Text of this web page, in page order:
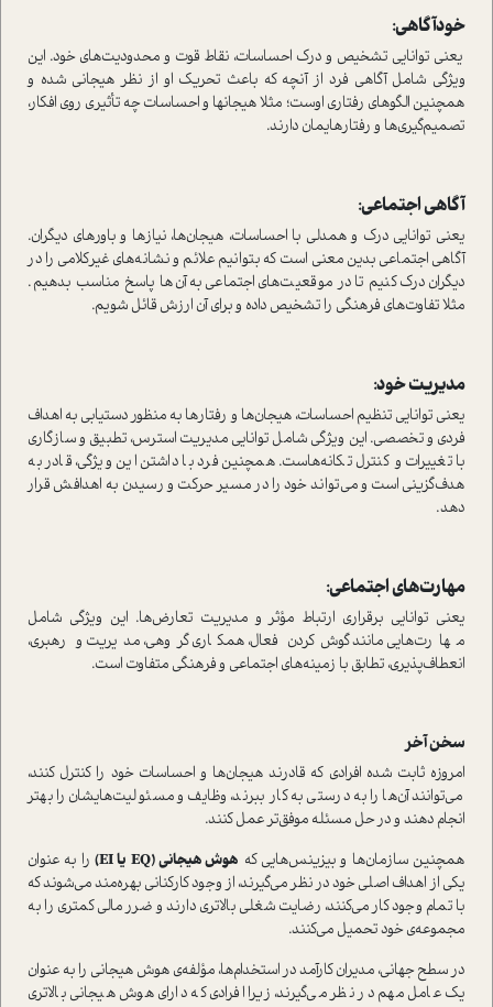
خودآگاهی:
یعنی توانایی تشخیص و درک احساسات، نقاط قوت و محدودیت‌های خود. این
ویژگی شامل آگاهی فرد از آنچه که باعث تحریک او از نظر هیجانی شده و
همچنین الگوهای رفتاری اوست؛ مثلا هیجانها و احساسات چه تأثیری روی افکار،
تصمیم‌گیری‌ها و رفتارهایمان دارند.
آگاهی اجتماعی:
یعنی توانایی درک و همدلی با احساسات، هیجان‌ها، نیازها و باورهای دیگران.
آگاهی اجتماعی بدین معنی است که بتوانیم علائم و نشانه‌های غیر‌کلامی را در
دیگران درک کنیم تا در موقعیت‌های اجتماعی به آن‌ها پاسخ مناسب بدهیم.
مثلا تفاوت‌های فرهنگی را تشخیص داده و برای آن ارزش قائل شویم.
مدیریت خود:
یعنی توانایی تنظیم احساسات، هیجان‌ها و رفتارها به منظور دستیابی به اهداف
فردی و تخصصی. این ویژگی شامل توانایی مدیریت استرس، تطبیق و سازگاری
با تغییرات و کنترل تکانه‌هاست. همچنین فرد با داشتن این ویژگی، قادر به
هدف‌گزینی است و می‌تواند خود را در مسیر حرکت و رسیدن به اهدافش قرار
دهد.
مهارت‌های اجتماعی:
یعنی توانایی برقراری ارتباط مؤثر و مدیریت تعارض‌ها. این ویژگی شامل
مهارت‌هایی مانند گوش‌کردن فعال، همکاری گروهی، مدیریت و رهبری،
انعطاف‌پذیری، تطابق با زمینه‌های اجتماعی و فرهنگی متفاوت است.
سخن آخر
امروزه ثابت شده افرادی که قادرند هیجان‌ها و احساسات خود را کنترل کنند،
می‌توانند آن‌ها را به درستی به کار ببرند، وظایف و مسئولیت‌هایشان را بهتر
انجام دهند و در حل مسئله موفق‌تر عمل کنند.
همچنین سازمان‌ها و بیزینس‌هایی که هوش هیجانی (EQ یا EI)
را به عنوان
یکی از اهداف اصلی خود در نظر می‌گیرند، از وجود کارکنانی بهره‌مند می‌شوند که
با تمام وجود کار می‌کنند، رضایت شغلی بالاتری دارند و ضرر مالی کمتری را به
مجموعه‌ی خود تحمیل می‌کنند.
در سطح جهانی، مدیران کارآمد در استخدام‌ها، مؤلفه‌ی هوش هیجانی را به عنوان
یک عامل مهم در نظر می‌گیرند، زیرا افرادی که دارای هوش هیجانی بالاتری